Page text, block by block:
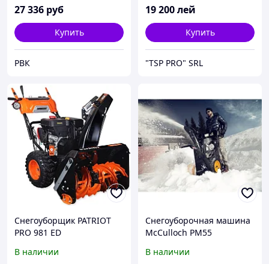
27 336 руб
Купить
РВК
19 200лей
Купить
"TSP PRO" SRL
Снегоуборщик PATRIOT
PRO 981 ED
В наличии
Снегоуборочная машина
McCulloch PM55
В наличии